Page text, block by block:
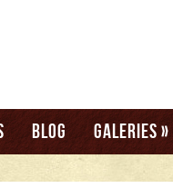
Blog Galeries »